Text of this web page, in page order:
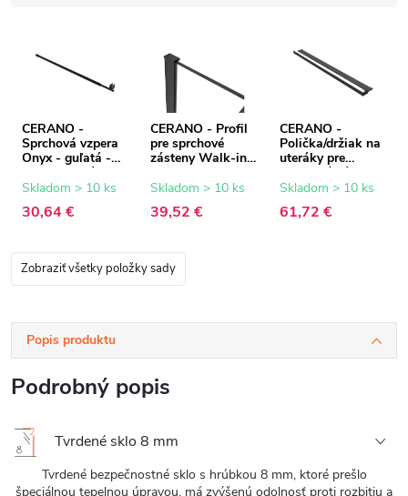
CERANO -
Sprchová vzpera
Onyx - guľatá -
teleskopická -
čierna matná -
Skladom > 10 ks
30,64 €
CERANO - Profil
pre sprchové
zásteny Walk-in
čierna matná - 15
Skladom > 10 ks
39,52 €
CERANO -
Polička/držiak na
uteráky pre
sprchovú zástenu
Walk-In - 8-10
matná - 30 až
Skladom > 10 ks
61,72 €
Zobraziť všetky položky sady
Popis produktu
Podrobný popis
Tvrdené sklo 8 mm
Tvrdené bezpečnostné sklo s hrúbkou 8 mm, ktoré prešlo
špeciálnou tepelnou úpravou, má zvýšenú odolnosť proti rozbitiu a